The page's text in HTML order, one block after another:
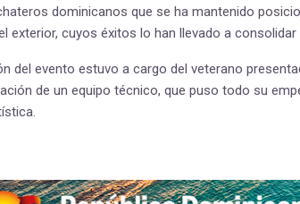
dominicanos que se ha mantenido
exterior, cuyos éxitos lo han llevado a
del evento estuvo a cargo del veterano
de un equipo técnico, que puso todo su